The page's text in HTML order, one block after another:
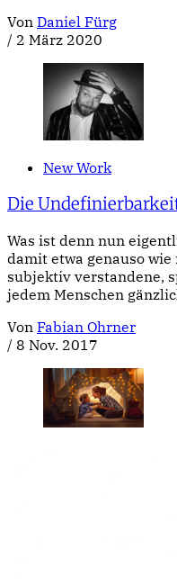
Von Daniel Fürg
/ 2 März 2020
New Work
Die
Was ist denn nun
damit etwa genauso
subjektiv verstandene,
jedem Menschen
Von Fabian Ohrner
/ 8 Nov. 2017